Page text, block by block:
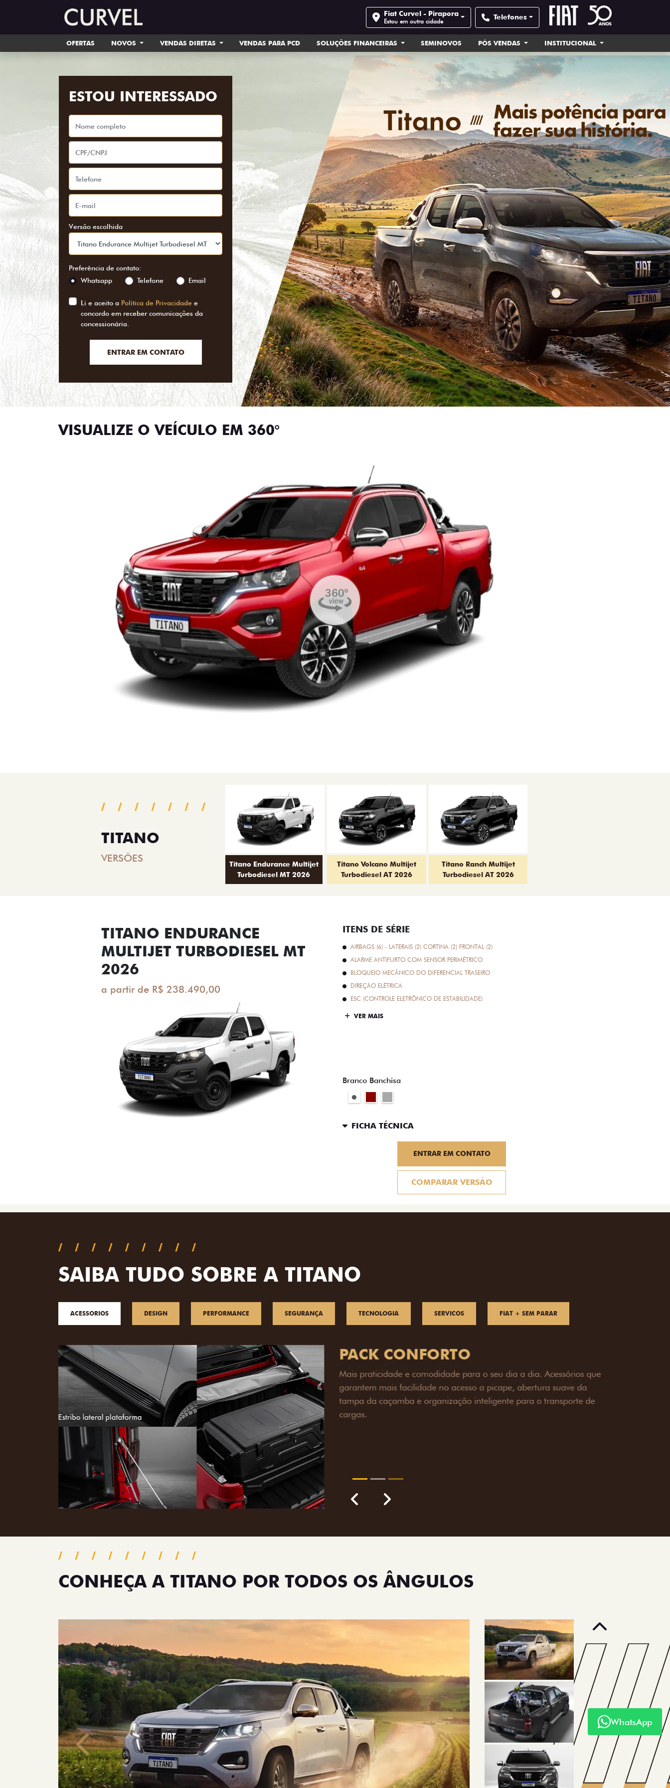
Fiat Curvel - Pirapora
Estou em outra cidade Telefones
OFERTAS NOVOS VENDAS DIRETAS VENDAS PARA PCD SOLUÇÕES FINANCEIRAS SEMINOVOS PÓS VENDAS INSTITUCIONAL
ESTOU INTERESSADO
Versão escolhida
Preferência de contato:
Whatsapp
Telefone Email
Li e aceito a Política de Privacidade e
concordo em receber comunicações da
concessionária.
ENTRAR EM CONTATO
VISUALIZE O VEÍCULO EM 360°
TITANO
VERSÕES
Titano Endurance Multijet
Turbodiesel MT 2026
Titano Volcano Multijet
Turbodiesel AT 2026
Titano Ranch Multijet
Turbodiesel AT 2026
TITANO ENDURANCE
MULTIJET TURBODIESEL MT
2026
a partir de R$ 238.490,00
ITENS DE SÉRIE
AIRBAGS (6) - LATERAIS (2) CORTINA (2) FRONTAL (2)
ALARME ANTIFURTO COM SENSOR PERIMÉTRICO
BLOQUEIO MECÂNICO DO DIFERENCIAL TRASEIRO
DIREÇÃO ELÉTRICA
ESC (CONTROLE ELETRÔNICO DE ESTABILIDADE)
VER MAIS
Branco Banchisa
FICHA TÉCNICA
ENTRAR EM CONTATO
COMPARAR VERSÃO
SAIBA TUDO SOBRE A TITANO
ACESSORIOS DESIGN PERFORMANCE SEGURANÇA TECNOLOGIA SERVICOS FIAT + SEM PARAR
PACK OFF-ROAD
Prepare sua picape para qualquer desafio. O Pack off-road combina
engate de reboque para até 3,5 toneladas, alargadores de para-
lamas e overbumper, oferecendo mais capacidade de reboque,
proteção extra para a carroceria e um visual ainda mais imponente
PreviousNext
CONHEÇA A TITANO POR TODOS OS ÂNGULOS
Anterior Próximo
Anterior
WhatsApp